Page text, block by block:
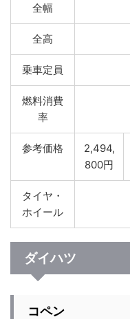
全幅
全高
乗車定員
燃料消費
率
参考価格
2,494,
800円
タイヤ・
ホイール
ダイハツ
コペン